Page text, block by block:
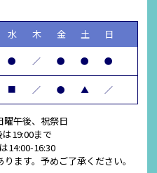
水 木 金 土
日
● ／ ● ● ●
■ ／ ● ▲ ／
曜午後、祝祭日
19:00まで
14:00-16:30
ます。予めご了承ください。